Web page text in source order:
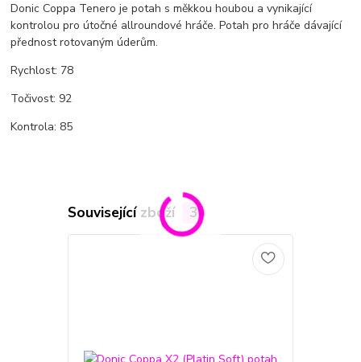
Donic Coppa Tenero je potah s měkkou houbou a vynikající
kontrolou pro útočné allroundové hráče. Potah pro hráče dávající
přednost rotovaným úderům.
Rychlost: 78
Točivost: 92
Kontrola: 85
Související zboží 3